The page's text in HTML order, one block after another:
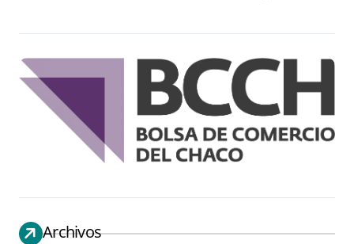
Archivos